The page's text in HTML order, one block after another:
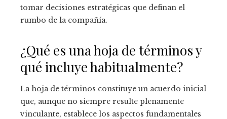
tomar decisiones estratégicas que definan el
rumbo de la compañía.
¿Qué es una hoja de términos y
qué incluye habitualmente?
La hoja de términos constituye un acuerdo inicial
que, aunque no siempre resulte plenamente
vinculante, establece los aspectos fundamentales